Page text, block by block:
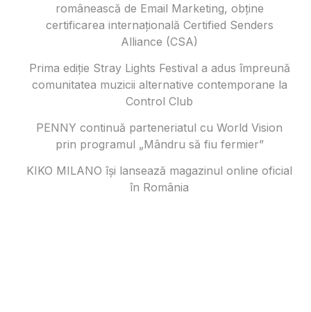
românească de Email Marketing, obține
certificarea internațională Certified Senders
Alliance (CSA)
Prima ediție Stray Lights Festival a adus împreună
comunitatea muzicii alternative contemporane la
Control Club
PENNY continuă parteneriatul cu World Vision
prin programul „Mândru să fiu fermier”
KIKO MILANO își lansează magazinul online oficial
în România